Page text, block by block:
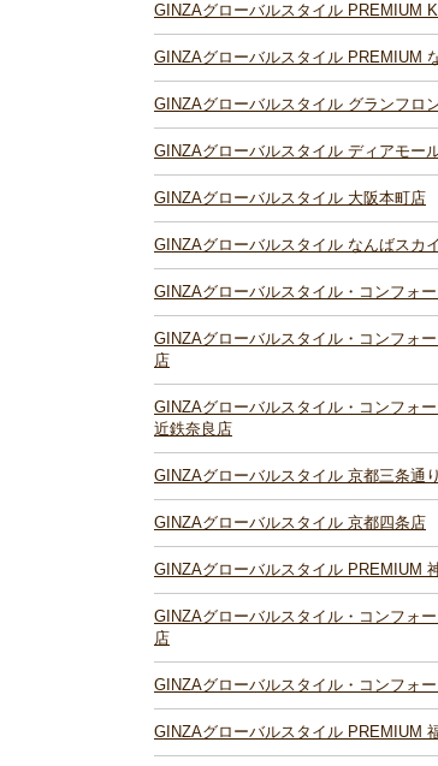
GINZAグローバルスタイル PREMIUM
GINZAグローバルスタイル PREMIUM
GINZAグローバルスタイル グランフロ
GINZAグローバルスタイル ディアモー
GINZAグローバルスタイル 大阪本町店
GINZAグローバルスタイル なんばスカ
GINZAグローバルスタイル・コンフォ
GINZAグローバルスタイル・コンフォ
店
GINZAグローバルスタイル・コンフォ
近鉄奈良店
GINZAグローバルスタイル 京都三条通
GINZAグローバルスタイル 京都四条店
GINZAグローバルスタイル PREMIUM
GINZAグローバルスタイル・コンフォ
店
GINZAグローバルスタイル・コンフォ
GINZAグローバルスタイル PREMIUM